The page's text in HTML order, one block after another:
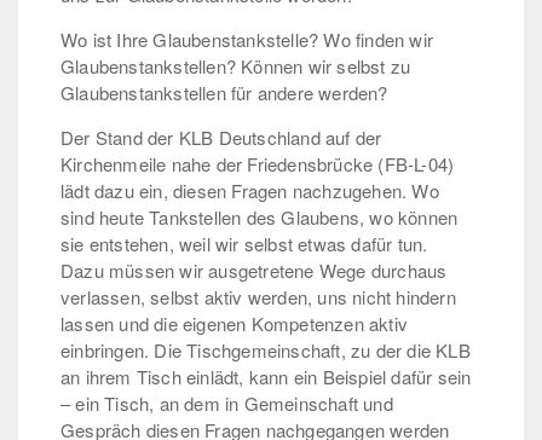
Termine
Kontakt
Wo ist Ihre Glaubenstankstelle? Wo finden wir
Glaubenstankstellen? Können wir selbst zu
Glaubenstankstellen für andere werden?
Der Stand der KLB Deutschland auf der
Kirchenmeile nahe der Friedensbrücke (FB-L-04)
lädt dazu ein, diesen Fragen nachzugehen. Wo
sind heute Tankstellen des Glaubens, wo können
sie entstehen, weil wir selbst etwas dafür tun.
Dazu müssen wir ausgetretene Wege durchaus
verlassen, selbst aktiv werden, uns nicht hindern
lassen und die eigenen Kompetenzen aktiv
einbringen. Die Tischgemeinschaft, zu der die KLB
an ihrem Tisch einlädt, kann ein Beispiel dafür sein
– ein Tisch, an dem in Gemeinschaft und
Gespräch diesen Fragen nachgegangen werden